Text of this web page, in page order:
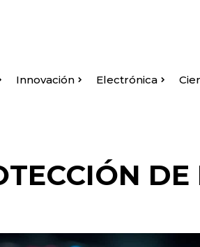
Innovación Electrónica
DE